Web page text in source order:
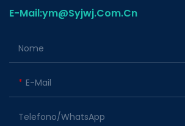
E-Mail:ym@Syjwj.Com.Cn
Nome
E-Mail
Telefono/WhatsApp